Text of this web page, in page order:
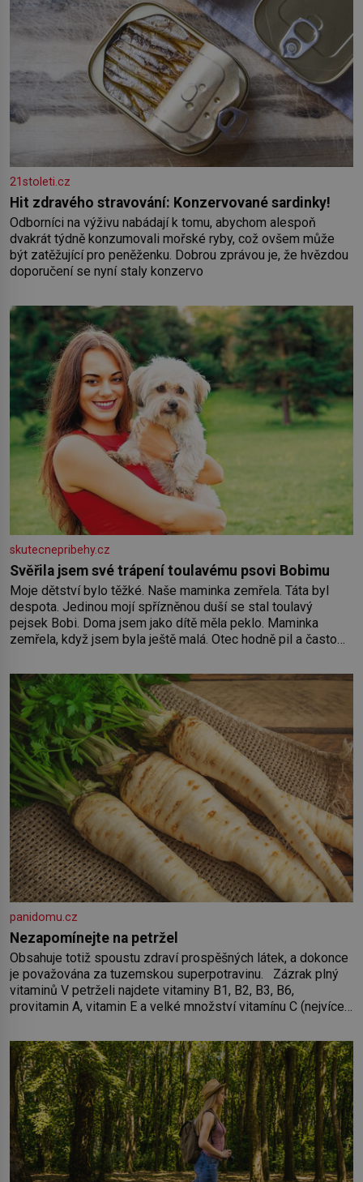
21stoleti.cz
Hit zdravého stravování: Konzervované sardinky!
Odborníci na výživu nabádají k tomu, abychom alespoň
dvakrát týdně konzumovali mořské ryby, což ovšem může
být zatěžující pro peněženku. Dobrou zprávou je, že hvězdou
doporučení se nyní staly konzervo
skutecnepribehy.cz
Svěřila jsem své trápení toulavému psovi Bobimu
Moje dětství bylo těžké. Naše maminka zemřela. Táta byl
despota. Jedinou mojí spřízněnou duší se stal toulavý
pejsek Bobi. Doma jsem jako dítě měla peklo. Maminka
zemřela, když jsem byla ještě malá. Otec hodně pil a často
do školy u nás na vesnici. Měli mě tam rádi, protože
panidomu.cz
Nezapomínejte na petržel
Obsahuje totiž spoustu zdraví prospěšných látek, a dokonce
je považována za tuzemskou superpotravinu. Zázrak plný
vitaminů V petrželi najdete vitaminy B1, B2, B3, B6,
provitamin A, vitamin E a velké množství vitamínu C (nejvíce
také, ale je ho desetkrát méně), a kyselinu listovou. Ale